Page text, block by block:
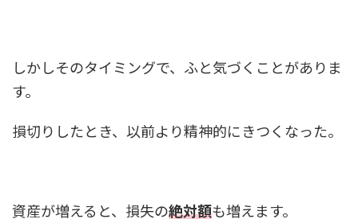
しかしそのタイミングで、ふと気づくことがありま
す。
損切りしたとき、以前より精神的にきつくなった。
資産が増えると、損失の絶対額も増えます。